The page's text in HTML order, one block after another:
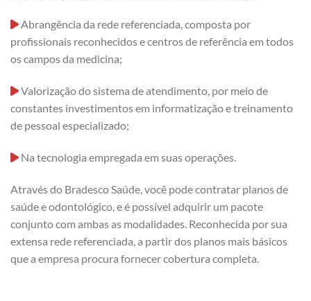
Abrangência da rede referenciada, composta por
profissionais reconhecidos e centros de referência em todos
os campos da medicina;
Valorização do sistema de atendimento, por meio de
constantes investimentos em informatização e treinamento
de pessoal especializado;
Na tecnologia empregada em suas operações.
Através do Bradesco Saúde, você pode contratar planos de
saúde e odontológico, e é possível adquirir um pacote
conjunto com ambas as modalidades. Reconhecida por sua
extensa rede referenciada, a partir dos planos mais básicos
que a empresa procura fornecer cobertura completa.